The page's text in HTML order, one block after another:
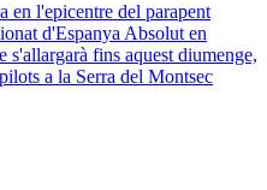
en l'epicentre del parapent
d'Espanya Absolut en
fins aquest diumenge,
a la Serra del Montsec